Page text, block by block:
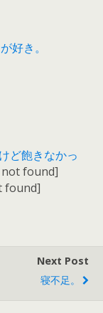
好き。
not found]
found]
Next Post
寝不足。